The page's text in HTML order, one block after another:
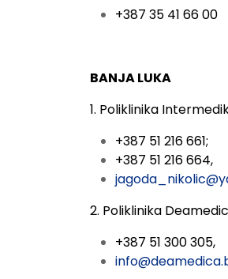
+387 35 41 66 00
BANJA LUKA
1. Poliklinika
+387 51 216 661;
+387 51 216 664,
2. Poliklinika
+387 51 300 305,